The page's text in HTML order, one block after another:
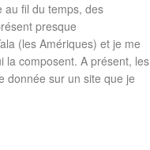
au fil du temps, des
presque
(les Amériques) et je me
la composent. A présent, les
donnée sur un site que je